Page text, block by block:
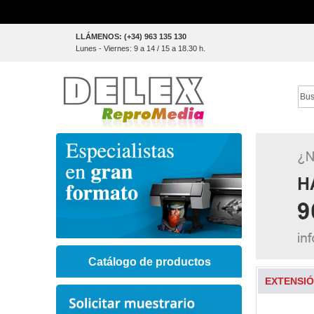
LLÁMENOS: (+34) 963 135 130
Lunes - Viernes: 9 a 14 / 15 a 18.30 h.
Catálogo de productos